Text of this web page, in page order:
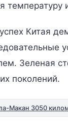
Китая
Зеленая
поколений.
Макан 3050